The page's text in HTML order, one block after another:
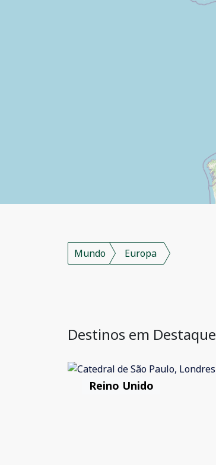
Mundo Europa
Destinos em Destaque
Reino Unido